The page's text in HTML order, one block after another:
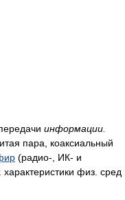
информации.
пара, коаксиальный
(радио-, ИК- и
физ. сред